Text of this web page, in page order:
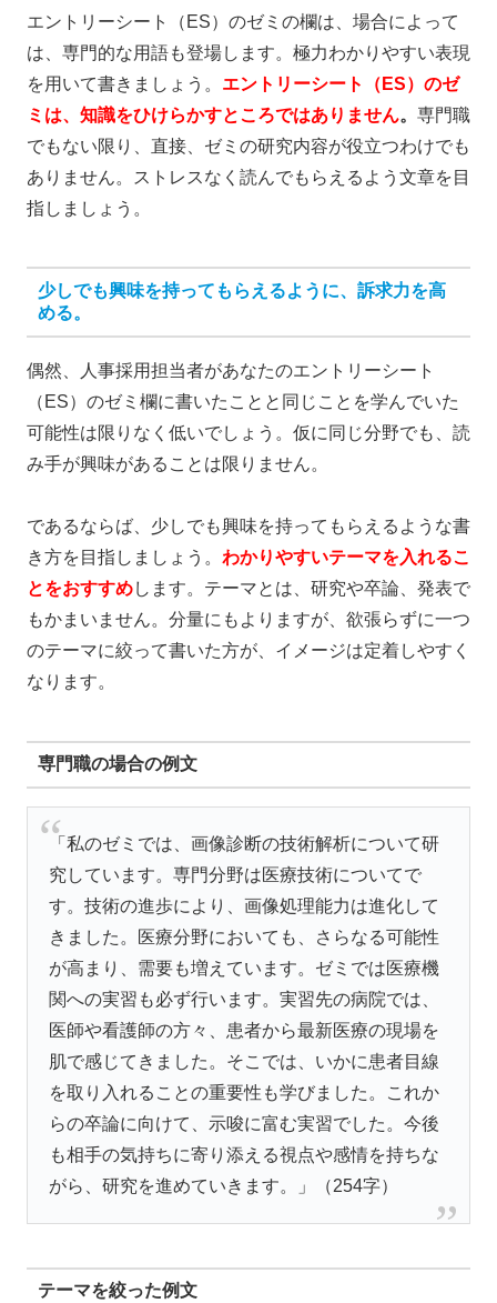
エントリーシート（ES）のゼミの欄は、場合によって
は、専門的な用語も登場します。極力わかりやすい表現
を用いて書きましょう。 エントリーシート（ES）のゼ
ミは、知識をひけらかすところではありません。 専門職
でもない限り、直接、ゼミの研究内容が役立つわけでも
ありません。
ストレスなく読んでもらえるよう文章を目
指しましょう。
少しでも興味を持ってもらえるように、訴求力を高
める。
偶然、人事採用担当者があなたのエントリーシート
（ES）のゼミ欄に書いたことと同じことを学んでいた
可能性は限りなく低いでしょう。仮に同じ分野でも、読
み手が興味があることは限りません。
であるならば、 少しでも興味を持ってもらえるような書
き方を目指しましょう。 わかりやすいテーマを入れるこ
とをおすすめします。テーマとは、研究や卒論、発表で
もかまいません。分量にもよりますが、欲張らずに一つ
のテーマに絞って書いた方が、イメージは定着しやすく
なります。
専門職の場合の例文
「私のゼミでは、画像診断の技術解析について研
究しています。専門分野は医療技術についてで
す。技術の進歩により、画像処理能力は進化して
きました。医療分野においても、さらなる可能性
が高まり、需要も増えています。ゼミでは医療機
関への実習も必ず行います。実習先の病院では、
医師や看護師の方々、患者から最新医療の現場を
肌で感じてきました。そこでは、いかに患者目線
を取り入れることの重要性も学びました。これか
らの卒論に向けて、示唆に富む実習でした。今後
も相手の気持ちに寄り添える視点や感情を持ちな
がら、研究を進めていきます。」（254字）
テーマを絞った例文